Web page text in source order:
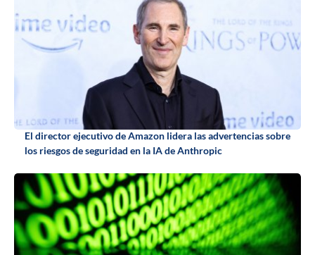
El director ejecutivo de Amazon lidera las advertencias sobre
los riesgos de seguridad en la IA de Anthropic